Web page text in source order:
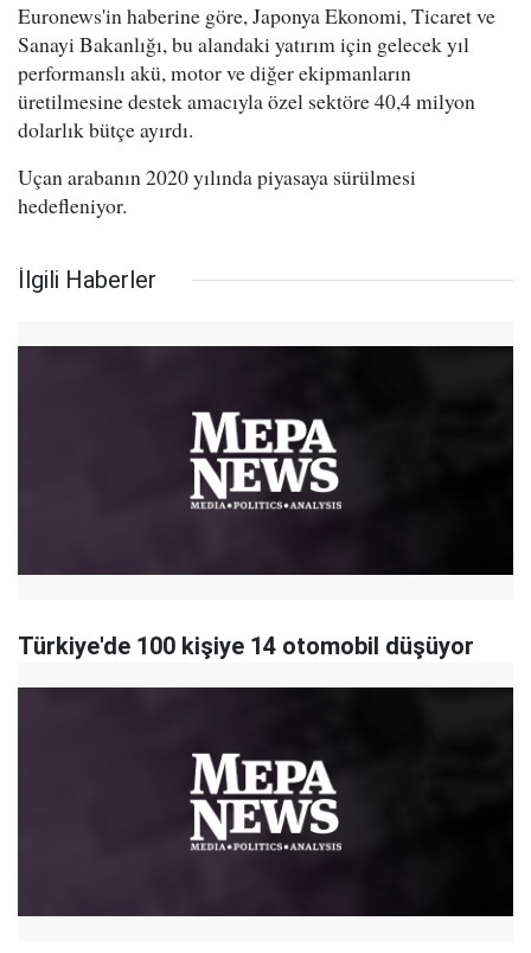
Euronews'in haberine göre, Japonya Ekonomi, Ticaret ve
Sanayi Bakanlığı, bu alandaki yatırım için gelecek yıl
performanslı akü, motor ve diğer ekipmanların
üretilmesine destek amacıyla özel sektöre 40,4 milyon
dolarlık bütçe ayırdı.
Uçan arabanın 2020 yılında piyasaya sürülmesi
hedefleniyor.
İlgili Haberler
Türkiye'de 100 kişiye 14 otomobil düşüyor